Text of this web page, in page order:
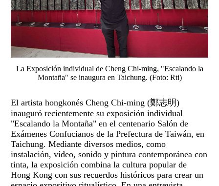
La Exposición individual de Cheng Chi-ming, "Escalando la
Montaña" se inaugura en Taichung. (Foto: Rti)
El artista hongkonés Cheng Chi-ming (鄭志明)
inauguró recientemente su exposición individual
"Escalando la Montaña" en el centenario Salón de
Exámenes Confucianos de la Prefectura de Taiwán, en
Taichung. Mediante diversos medios, como
instalación, vídeo, sonido y pintura contemporánea con
tinta, la exposición combina la cultura popular de
Hong Kong con sus recuerdos históricos para crear un